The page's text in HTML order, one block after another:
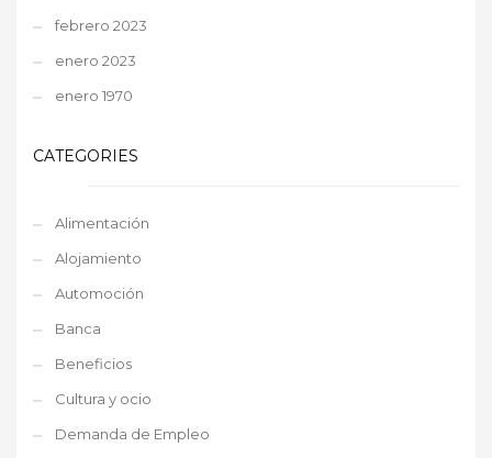
febrero 2023
enero 2023
enero 1970
CATEGORIES
Alimentación
Alojamiento
Automoción
Banca
Beneficios
Cultura y ocio
Demanda de Empleo